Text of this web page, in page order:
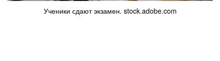
Ученики сдают экзамен. stock.adobe.com